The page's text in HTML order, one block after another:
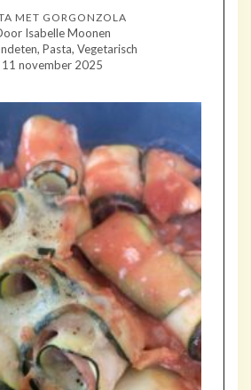
MET GORGONZOLA
Isabelle Moonen
Pasta, Vegetarisch
11 november 2025